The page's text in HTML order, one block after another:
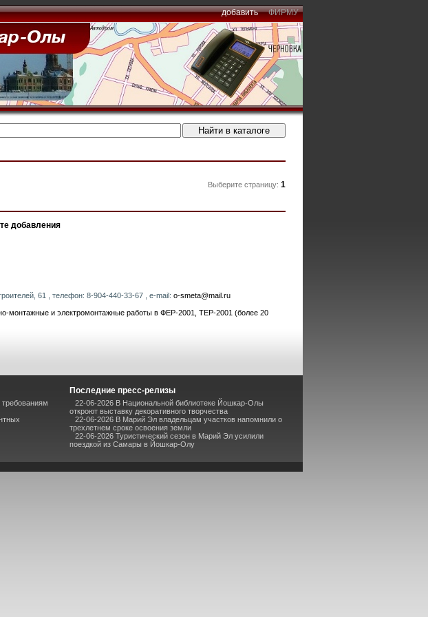
добавить ФИРМУ
Выберите страницу: 1
добавления
61 , телефон: 8-904-440-33-67 , e-mail: o-smeta@mail.ru
монтажные и электромонтажные работы в ФЕР-2001, ТЕР-2001 (более 20
требованиям
Последние пресс-релизы
22-06-2026 В Национальной библиотеке Йошкар-Олы
откроют выставку декоративного творчества
22-06-2026 В Марий Эл владельцам участков напомнили о
трехлетнем сроке освоения земли
22-06-2026 Туристический сезон в Марий Эл усилили
поездкой из Самары в Йошкар-Олу